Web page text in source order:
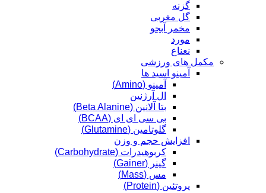
گزنه
گل مغربی
مخمر آبجو
مورد
نعناع
مکمل های ورزشی
آمینو اسید ها
آمینو (Amino)
ال آرژنین
بتا آلانین (Beta Alanine)
بی سی ای ای (BCAA)
گلوتامین (Glutamine)
افزایش حجم و وزن
کربوهیدرات (Carbohydrate)
گینر (Gainer)
مس (Mass)
پروتئین (Protein)